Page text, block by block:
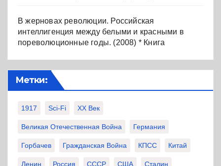
В жерновах революции. Российская
интеллигенция между белыми и красными в
пореволюционные годы. (2008) * Книга
Метки:
1917 Sci-Fi XX Век
Великая Отечественная Война Германия
Горбачев Гражданская Война КПСС Китай
Ленин Россия СССР США Сталин